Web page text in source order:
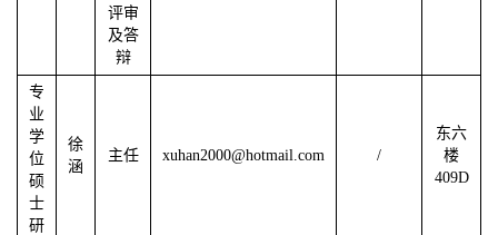
评审
及答
辩
专
业
学
位
硕
士
研
徐
涵
主任 xuhan2000@hotmail.com /
东六
楼
409D